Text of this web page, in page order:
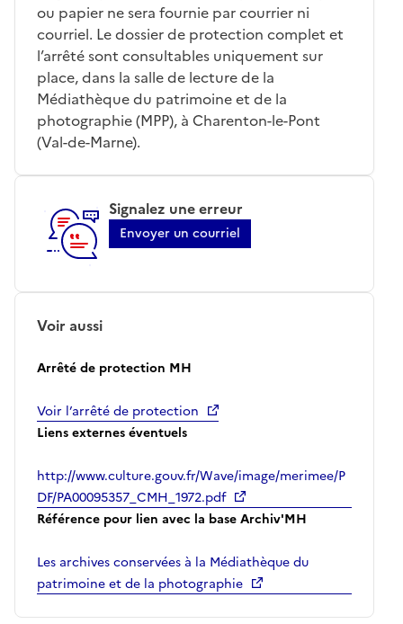
ou papier ne sera fournie par courrier ni
courriel. Le dossier de protection complet et
l’arrêté sont consultables uniquement sur
place, dans la salle de lecture de la
Médiathèque du patrimoine et de la
photographie (MPP), à Charenton-le-Pont
(Val-de-Marne).
Signalez une erreur
Envoyer un courriel
Voir aussi
Arrêté de protection MH
Voir l’arrêté de protection
Liens externes éventuels
http://www.culture.gouv.fr/Wave/image/merimee/P
DF/PA00095357_CMH_1972.pdf
Référence pour lien avec la base Archiv'MH
Les archives conservées à la Médiathèque du
patrimoine et de la photographie